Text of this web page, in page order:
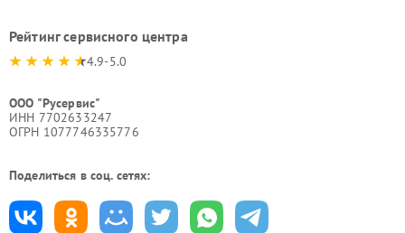
Рейтинг сервисного центра
4.9-5.0
ООО "Русервис"
ИНН 7702633247
ОГРН 1077746335776
Поделиться в соц. сетях: